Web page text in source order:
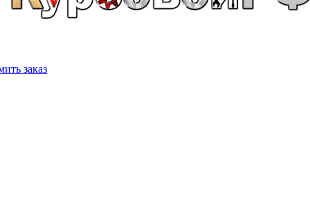
заказ